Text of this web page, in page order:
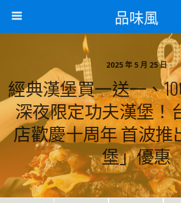
品味風
2025 年 5 月 25 日
經典漢堡買一送一、
深夜限定功夫漢堡！
店歡慶十周年 首波推
堡」優惠